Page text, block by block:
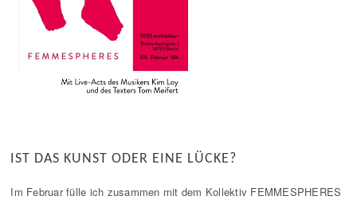
IST DAS KUNST ODER EINE LÜCKE?
Im Februar fülle ich zusammen mit dem Kollektiv FEMMESPHERES